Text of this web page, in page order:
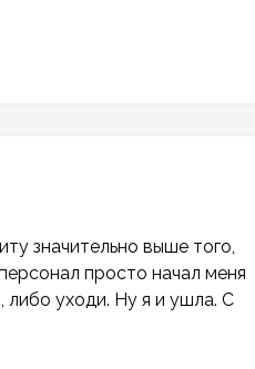
значительно выше того,
просто начал меня
либо уходи. Ну я и ушла. С